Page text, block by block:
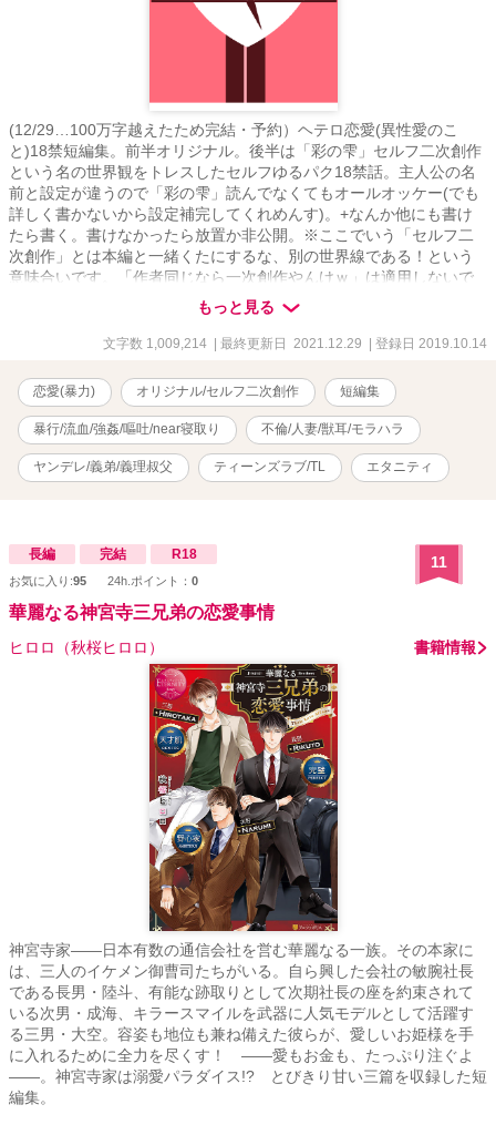
(12/29…100万字越えたため完結・予約）ヘテロ恋愛(異性愛のこ
と)18禁短編集。前半オリジナル。後半は「彩の雫」セルフ二次創作
という名の世界観をトレスしたセルフゆるパク18禁話。主人公の名
前と設定が違うので「彩の雫」読んでなくてもオールオッケー(でも
詳しく書かないから設定補完してくれめんす)。+なんか他にも書け
たら書く。書けなかったら放置か非公開。※ここでいう「セルフ二
次創作」とは本編と一緒くたにするな、別の世界線である！という
意味合いです。「作者同じなら一次創作やんけｗ」は適用しないで
くださいましお願いします頼むでよろしく。
もっと見る
文字数 1,009,214 | 最終更新日 2021.12.29 | 登録日 2019.10.14
恋愛(暴力) オリジナル/セルフ二次創作 短編集
暴行/流血/強姦/嘔吐/near寝取り 不倫/人妻/獣耳/モラハラ
ヤンデレ/義弟/義理叔父 ティーンズラブ/TL エタニティ
長編 完結 R18
お気に入り:95 24h.ポイント： 0
11
華麗なる神宮寺三兄弟の恋愛事情
ヒロロ（秋桜ヒロロ） 書籍情報
神宮寺家――日本有数の通信会社を営む華麗なる一族。その本家に
は、三人のイケメン御曹司たちがいる。自ら興した会社の敏腕社長
である長男・陸斗、有能な跡取りとして次期社長の座を約束されて
いる次男・成海、キラースマイルを武器に人気モデルとして活躍す
る三男・大空。容姿も地位も兼ね備えた彼らが、愛しいお姫様を手
に入れるために全力を尽くす！ ――愛もお金も、たっぷり注ぐよ
――。神宮寺家は溺愛パラダイス!? とびきり甘い三篇を収録した短
編集。